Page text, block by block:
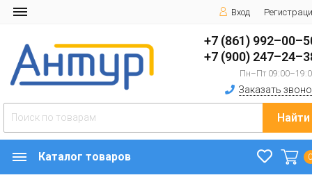
Вход
+7 (861)
+7 (900)
Пн–Пт
Заказать
Найти
Каталог товаров